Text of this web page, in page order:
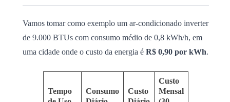
Vamos tomar como exemplo um ar-condicionado inverter
de 9.000 BTUs com consumo médio de 0,8 kWh/h, em
uma cidade onde o custo da energia é R$ 0,90 por kWh.
Tempo
Consumo
Custo
Custo
Mensal